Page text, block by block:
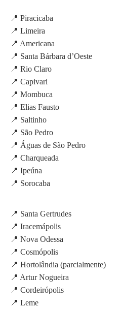
📍 Piracicaba
📍 Limeira
📍 Americana
📍 Santa Bárbara d’Oeste
📍 Rio Claro
📍 Capivari
📍 Mombuca
📍 Elias Fausto
📍 Saltinho
📍 São Pedro
📍 Águas de São Pedro
📍 Charqueada
📍 Ipeúna
📍 Sorocaba
📍 Santa Gertrudes
📍 Iracemápolis
📍 Nova Odessa
📍 Cosmópolis
📍 Hortolândia (parcialmente)
📍 Artur Nogueira
📍 Cordeirópolis
📍 Leme